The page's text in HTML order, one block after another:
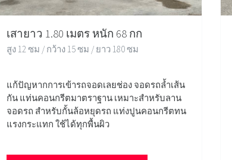
เสายาว 1.80 เมตร หนัก 68 กก
สูง 12 ซม / กว้าง 15 ซม / ยาว 180 ซม
แก้ปัญหากการเข้ารถจอดเลยช่อง จอดรถล้ำเส้น
กัน แท่นคอนกรีตมาตราฐาน เหมาะสำหรับลาน
จอดรถ สำหรับกั้นล้อหยุดรถ แท่งปูนคอนกรีตทน
แรงกระแทก ใช้ได้ทุกพื้นผิว